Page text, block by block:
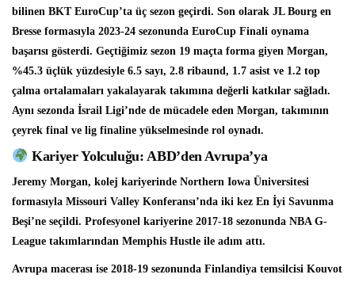
bilinen BKT EuroCup’ta üç sezon geçirdi. Son olarak JL Bourg en
Bresse formasıyla 2023-24 sezonunda EuroCup Finali oynama
başarısı gösterdi. Geçtiğimiz sezon 19 maçta forma giyen Morgan,
%45.3 üçlük yüzdesiyle 6.5 sayı, 2.8 ribaund, 1.7 asist ve 1.2 top
çalma ortalamaları yakalayarak takımına değerli katkılar sağladı.
Aynı sezonda İsrail Ligi’nde de mücadele eden Morgan, takımının
çeyrek final ve lig finaline yükselmesinde rol oynadı.
Kariyer Yolculuğu: ABD’den Avrupa’ya
Jeremy Morgan, kolej kariyerinde Northern Iowa Üniversitesi
formasıyla Missouri Valley Konferansı’nda iki kez En İyi Savunma
Beşi’ne seçildi. Profesyonel kariyerine 2017-18 sezonunda NBA G-
League takımlarından Memphis Hustle ile adım attı.
Avrupa macerası ise 2018-19 sezonunda Finlandiya temsilcisi Kouvot